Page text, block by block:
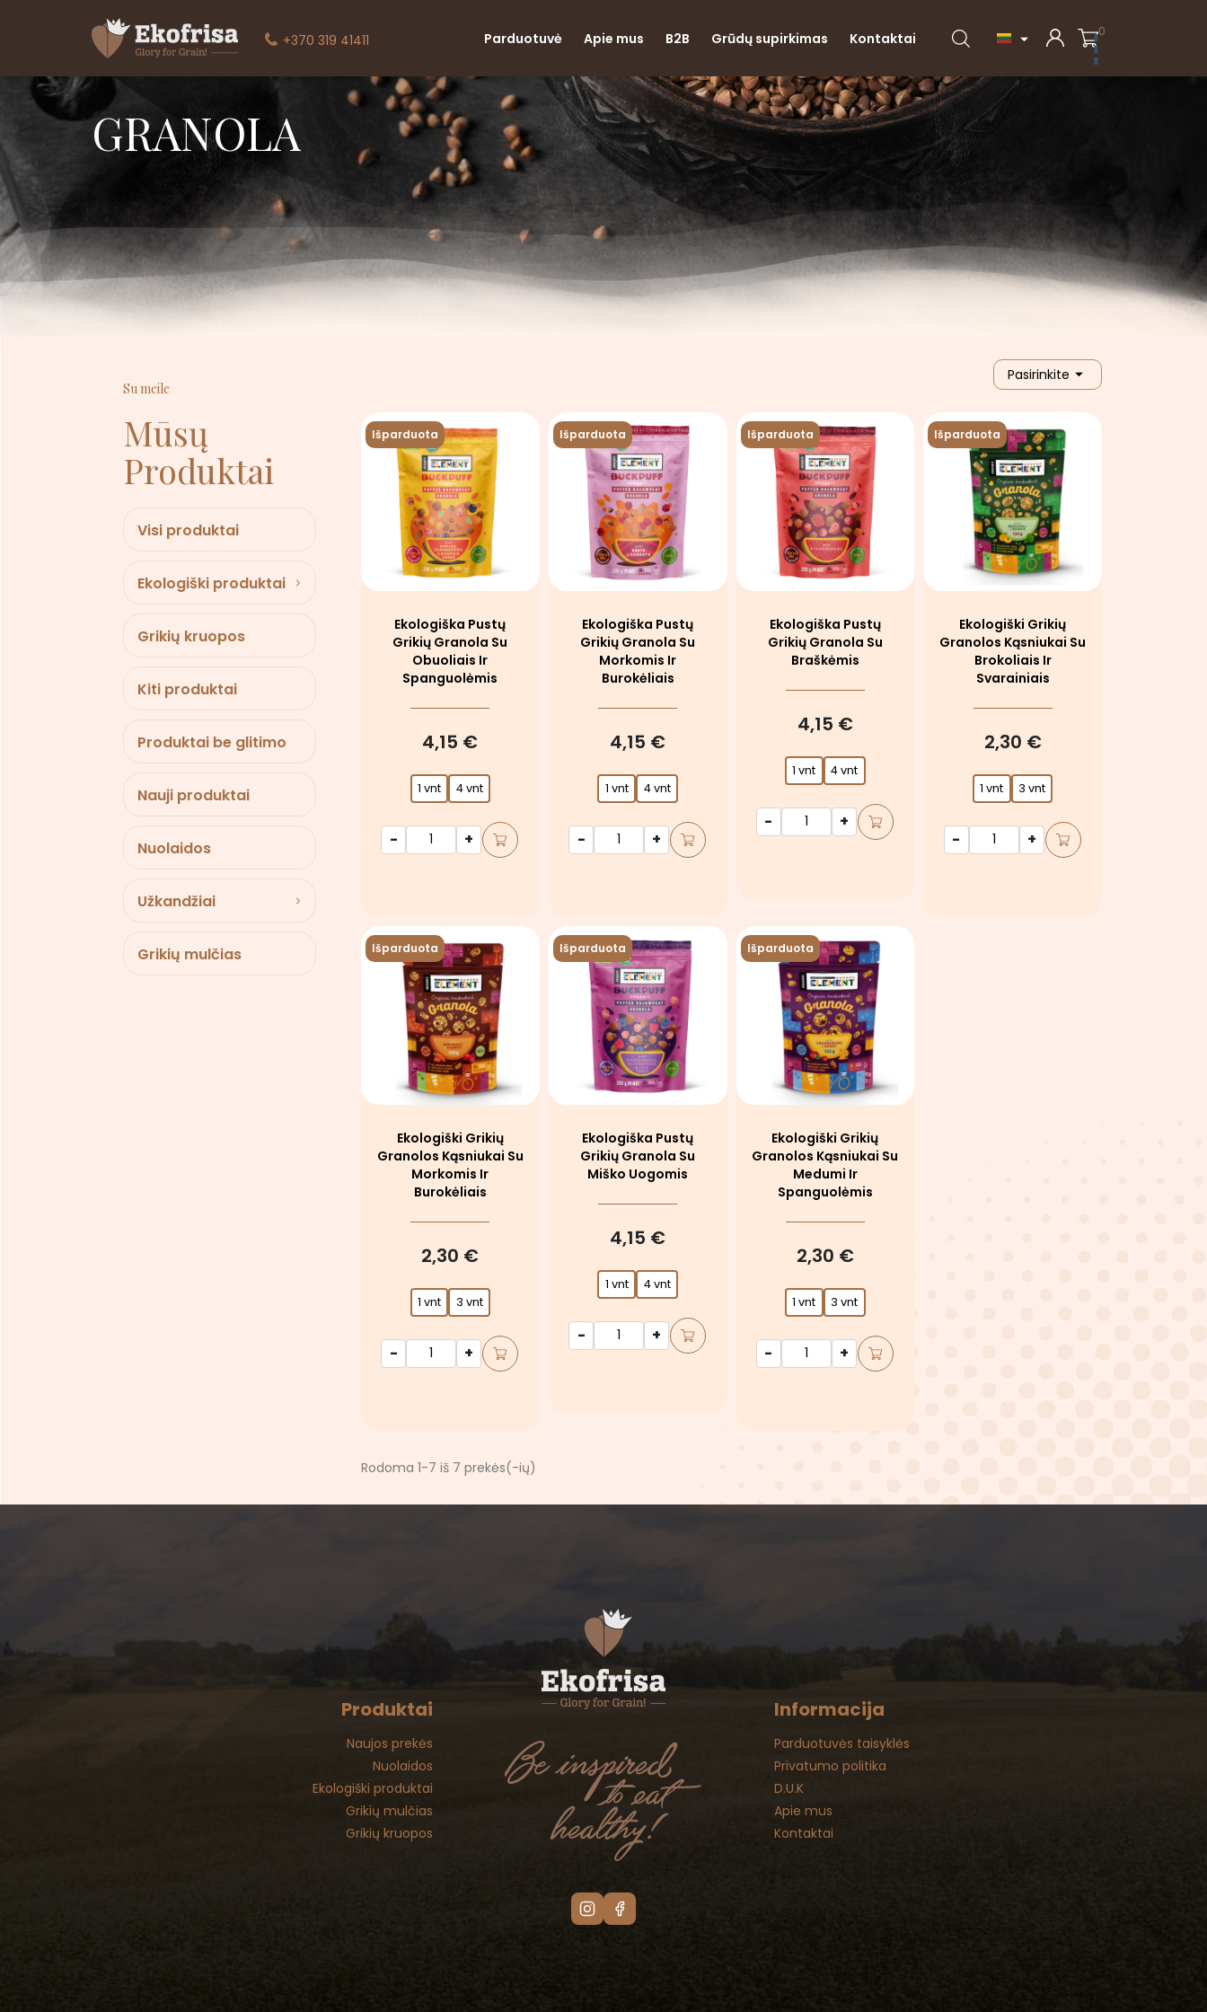
GRANOLA
+370 319 41411 Parduotuvė Apie mus B2B Grūdų supirkimas Kontaktai  0
Su meile
Mūsų
Produktai
Visi produktai
Ekologiški produktai
Grikių kruopos
Kiti produktai
Produktai be glitimo
Nauji produktai
Nuolaidos
Užkandžiai
Grikių mulčias
Pasirinkite 
Ekologiška Pustų
Grikių Granola Su
Obuoliais Ir
Spanguolėmis
4,15 €
1 vnt 4 vnt
- +
Išparduota
Ekologiška Pustų
Grikių Granola Su
Morkomis Ir
Burokėliais
4,15 €
1 vnt 4 vnt
- +
Išparduota
Ekologiška Pustų
Grikių Granola Su
Braškėmis
4,15 €
1 vnt 4 vnt
- +
Išparduota
Ekologiški Grikių
Granolos Kąsniukai Su
Brokoliais Ir
Svarainiais
2,30 €
1 vnt 3 vnt
- +
Išparduota
Ekologiški Grikių
Granolos Kąsniukai Su
Morkomis Ir
Burokėliais
2,30 €
1 vnt 3 vnt
- +
Išparduota
Ekologiška Pustų
Grikių Granola Su
Miško Uogomis
4,15 €
1 vnt 4 vnt
- +
Išparduota
Ekologiški Grikių
Granolos Kąsniukai Su
Medumi Ir
Spanguolėmis
2,30 €
1 vnt 3 vnt
- +
Išparduota
Rodoma 1-7 iš 7 prekės(-ių)
Produktai
Naujos prekės
Nuolaidos
Ekologiški produktai
Grikių mulčias
Grikių kruopos
Informacija
Parduotuvės taisyklės
Privatumo politika
D.U.K
Apie mus
Kontaktai